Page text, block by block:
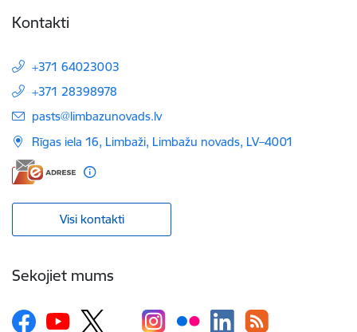
Kontakti
+371 64023003
+371 28398978
E-pasts:
pasts@limbazunovads.lv
Rīgas iela 16, Limbaži, Limbažu novads, LV–4001
Visi kontakti
Sekojiet mums